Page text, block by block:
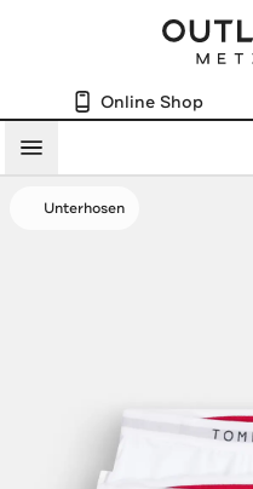
Online Shop
Menü
Unterhosen